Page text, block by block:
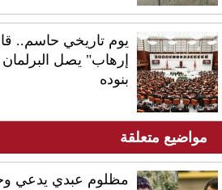
يوم تاريخي حاسم..
إرهاب" يصل البرلمان
بنوده
مواضيع متعلقة
مظلوم عبدي يدعي